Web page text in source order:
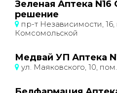
Зеленая Аптека
решение
пр-т Независимости, 16,
Комсомольской
Медвай УП Аптека
ул. Маяковского, 10, пом.